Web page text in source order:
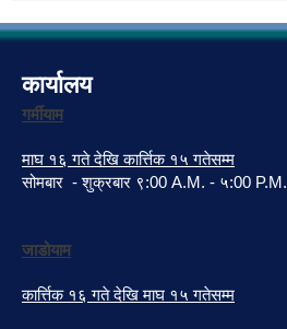
कार्यालय
गर्मीयाम
माघ १६ गते देखि कार्त्तिक १५ गतेसम्म
सोमबार - शुक्रबार ९:00 A.M. - ५:00 P.M.
जाडोयाम
कार्त्तिक १६ गते देखि माघ १५ गतेसम्म